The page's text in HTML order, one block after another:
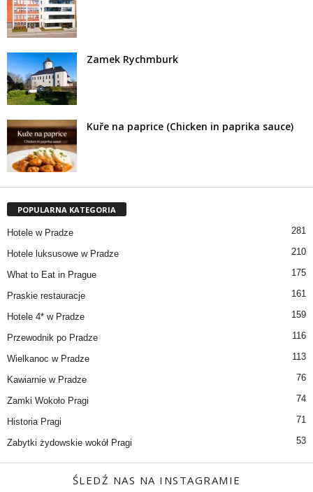
Zamek Rychmburk
Kuře na paprice (Chicken in paprika sauce)
POPULARNA KATEGORIA
Hotele w Pradze 281
Hotele luksusowe w Pradze 210
What to Eat in Prague 175
Praskie restauracje 161
Hotele 4* w Pradze 159
Przewodnik po Pradze 116
Wielkanoc w Pradze 113
Kawiarnie w Pradze 76
Zamki Wokoło Pragi 74
Historia Pragi 71
Zabytki żydowskie wokół Pragi 53
ŚLEDŹ NAS NA INSTAGRAMIE